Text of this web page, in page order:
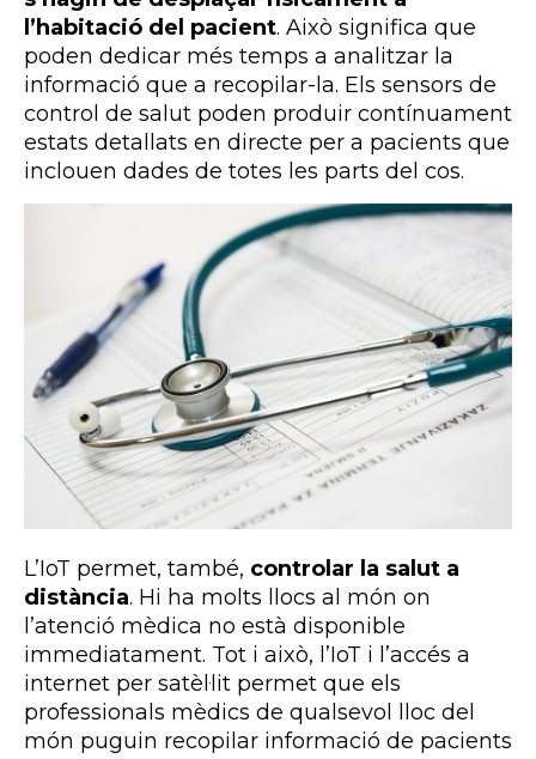
l’habitació del pacient. Això significa que
poden dedicar més temps a analitzar la
informació que a recopilar-la. Els sensors de
control de salut poden produir contínuament
estats detallats en directe per a pacients que
inclouen dades de totes les parts del cos.
L’IoT permet, també, controlar la salut a
distància. Hi ha molts llocs al món on
l’atenció mèdica no està disponible
immediatament. Tot i això, l’IoT i l’accés a
internet per satèl·lit permet que els
professionals mèdics de qualsevol lloc del
món puguin recopilar informació de pacients